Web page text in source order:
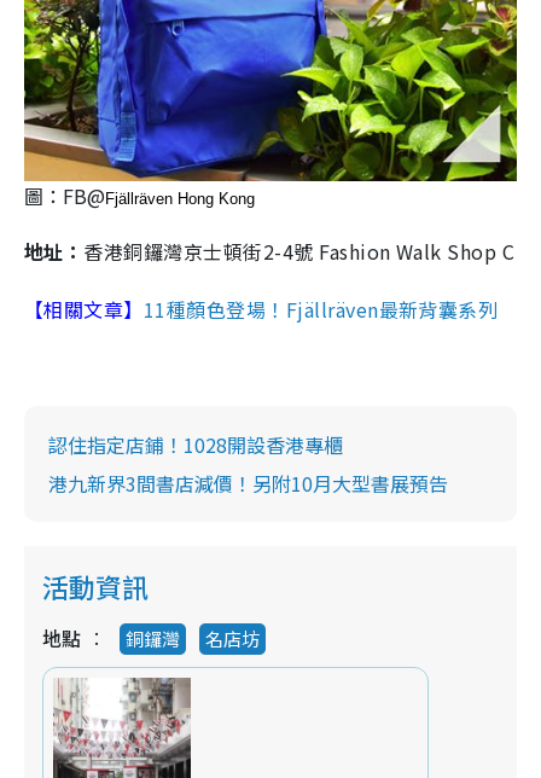
圖：FB@Fjällräven Hong Kong
地址： 香港銅鑼灣京士頓街2-4號 Fashion Walk Shop C
【相關文章】 11種顏色登場！Fjällräven最新背囊系列
認住指定店鋪！1028開設香港專櫃
港九新界3間書店減價！另附10月大型書展預告
活動資訊
地點 銅鑼灣 名店坊